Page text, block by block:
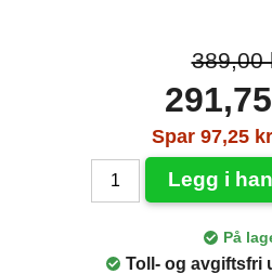
389,00
Spar 97,25
Legg i
På
Toll- og avgiftsfri